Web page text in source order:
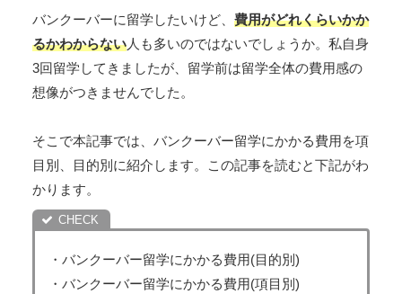
バンクーバーに留学したいけど、 費用がどれくらいかか
るかわからない人も多いのではないでしょうか。私自身
3回留学してきましたが、留学前は留学全体の費用感の
想像がつきませんでした。
そこで本記事では、バンクーバー留学にかかる費用を項
目別、目的別に紹介します。この記事を読むと下記がわ
かります。
・バンクーバー留学にかかる費用(目的別)
・バンクーバー留学にかかる費用(項目別)